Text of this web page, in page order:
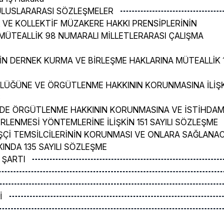
SÖZLEŞMELER
KOLLEKTİF MÜZAKERE HAKKI PRENSİPLERİNİN
98 NUMARALI MİLLETLERARASI ÇALIŞMA
DERNEK KURMA VE BİRLEŞME HAKLARINA MÜTEALLİK
VE ÖRGÜTLENME HAKKININ KORUNMASINA
ÖRGÜTLENME HAKKININ KORUNMASINA VE İSTİHDAM
YÖNTEMLERİNE İLİŞKİN 151 SAYILI SÖZLEŞME
TEMSİLCİLERİNİN KORUNMASI VE ONLARA
135 SAYILI SÖZLEŞME